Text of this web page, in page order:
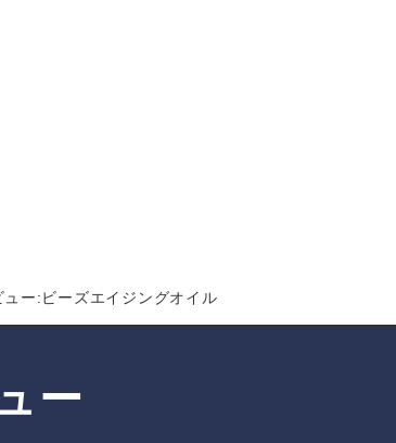
ュー:ビーズエイジングオイル
ー